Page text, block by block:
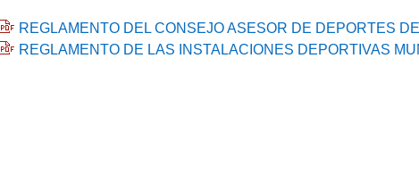
REGLAMENTO DEL CONSEJO ASESOR DE DEPORTES
REGLAMENTO DE LAS INSTALACIONES DEPORTIVAS